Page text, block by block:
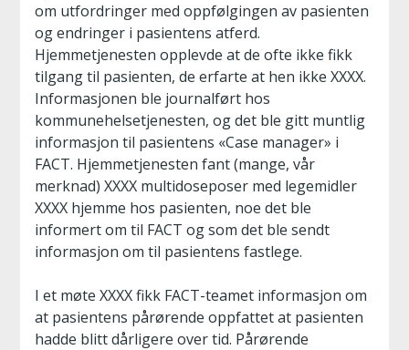
om utfordringer med oppfølgingen av pasienten
og endringer i pasientens atferd.
Hjemmetjenesten opplevde at de ofte ikke fikk
tilgang til pasienten, de erfarte at hen ikke XXXX.
Informasjonen ble journalført hos
kommunehelsetjenesten, og det ble gitt muntlig
informasjon til pasientens «Case manager» i
FACT. Hjemmetjenesten fant (mange, vår
merknad) XXXX multidoseposer med legemidler
XXXX hjemme hos pasienten, noe det ble
informert om til FACT og som det ble sendt
informasjon om til pasientens fastlege.
I et møte XXXX fikk FACT-teamet informasjon om
at pasientens pårørende oppfattet at pasienten
hadde blitt dårligere over tid. Pårørende